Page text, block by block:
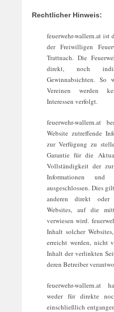
T
Rechtlicher Hinweis:
feuerwehr-wallern.at ist
der Freiwilligen
Trattnach. Die
direkt, noch
Gewinnabsichten. So
Vereinen werden
Interessen verfolgt.
feuerwehr-wallern.at
Website zutreffende
zur Verfügung zu
Garantie für die
Vollständigkeit der
Informationen
ausgeschlossen. Dies
anderen direkt oder
Websites, auf die
verwiesen wird.
Inhalt solcher
erreicht werden, nicht
Inhalt der verlinkten
deren Betreiber
feuerwehr-wallern.at
weder für direkte
einschließlich